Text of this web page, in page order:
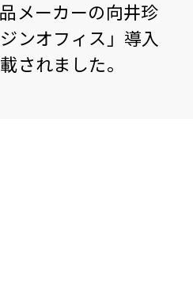
メーカーの向井珍
ンオフィス」導入
されました。